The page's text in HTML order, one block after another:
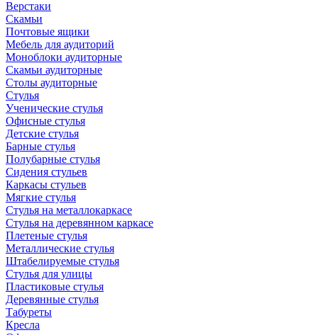
Верстаки
Скамьи
Почтовые ящики
Мебель для аудиторий
Моноблоки аудиторные
Скамьи аудиторные
Столы аудиторные
Стулья
Ученические стулья
Офисные стулья
Детские стулья
Барные стулья
Полубарные стулья
Сидения стульев
Каркасы стульев
Мягкие стулья
Стулья на металлокаркасе
Стулья на деревянном каркасе
Плетеные стулья
Металлические стулья
Штабелируемые стулья
Стулья для улицы
Пластиковые стулья
Деревянные стулья
Табуреты
Кресла